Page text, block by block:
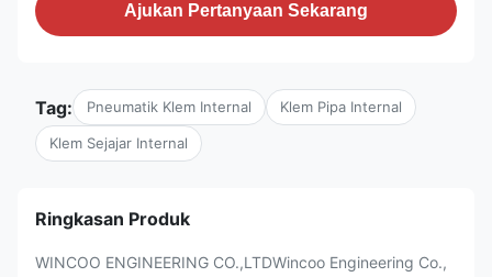
Ajukan Pertanyaan Sekarang
Tag: Pneumatik Klem Internal Klem Pipa Internal
Klem Sejajar Internal
Ringkasan Produk
WINCOO ENGINEERING CO.,LTDWincoo Engineering Co.,